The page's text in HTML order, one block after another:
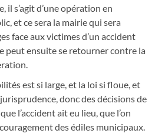
il s’agit d’une opération en
et ce sera la mairie qui sera
face aux victimes d’un accident
peut ensuite se retourner contre la
est si large, et la loi si floue, et
donc des décisions de
l’accident ait eu lieu, que l’on
des édiles municipaux.